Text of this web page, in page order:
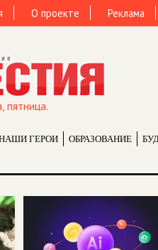
О проекте Реклама
пятница.
ГЕРОИ ОБРАЗОВАНИЕ